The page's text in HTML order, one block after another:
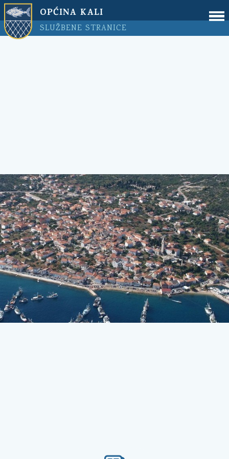
OPĆINA KALI
SLUŽBENE STRANICE